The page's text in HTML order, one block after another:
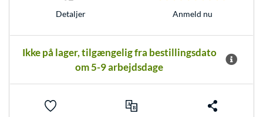
Detaljer Anmeld nu
Ikke på lager, tilgængelig fra bestillingsdato
om 5-9 arbejdsdage